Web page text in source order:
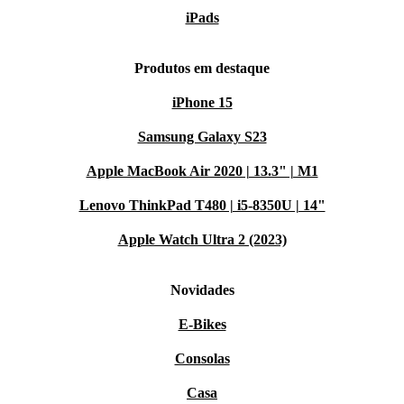
iPads
Produtos em destaque
iPhone 15
Samsung Galaxy S23
Apple MacBook Air 2020 | 13.3" | M1
Lenovo ThinkPad T480 | i5-8350U | 14"
Apple Watch Ultra 2 (2023)
Novidades
E-Bikes
Consolas
Casa